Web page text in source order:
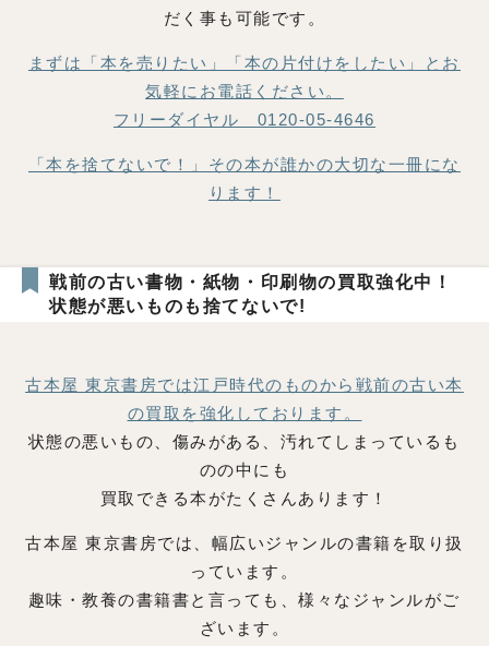
だく事も可能です。
まずは「本を売りたい」「本の片付けをしたい」とお
気軽にお電話ください。
フリーダイヤル 0120-05-4646
「本を捨てないで！」その本が誰かの大切な一冊にな
ります！
戦前の古い書物・紙物・印刷物の買取強化中！
状態が悪いものも捨てないで!
古本屋 東京書房では江戸時代のものから戦前の古い本
の買取を強化しております。
状態の悪いもの、傷みがある、汚れてしまっているも
のの中にも
買取できる本がたくさんあります！
古本屋 東京書房では、幅広いジャンルの書籍を取り扱
っています。
趣味・教養の書籍書と言っても、様々なジャンルがご
ざいます。